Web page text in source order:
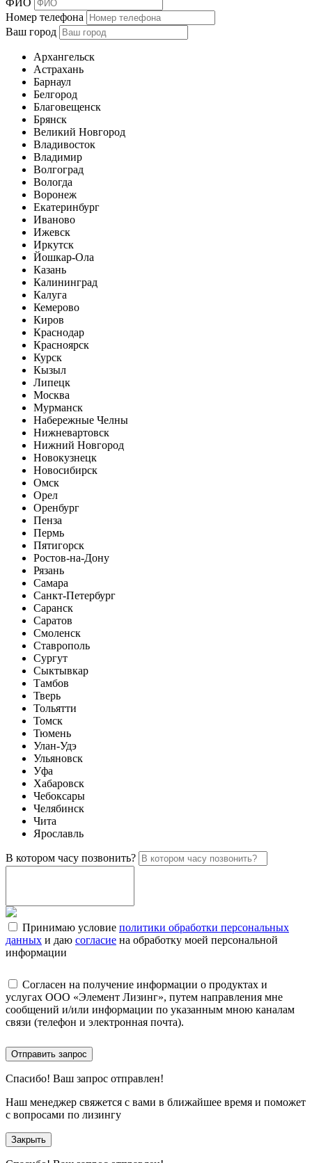
Номер телефона
Ваш город
Архангельск
Астрахань
Барнаул
Белгород
Благовещенск
Брянск
Великий Новгород
Владивосток
Владимир
Волгоград
Вологда
Воронеж
Екатеринбург
Иваново
Ижевск
Иркутск
Йошкар-Ола
Казань
Калининград
Калуга
Кемерово
Киров
Краснодар
Красноярск
Курск
Кызыл
Липецк
Москва
Мурманск
Набережные Челны
Нижневартовск
Нижний Новгород
Новокузнецк
Новосибирск
Омск
Орел
Оренбург
Пенза
Пермь
Пятигорск
Ростов-на-Дону
Рязань
Самара
Санкт-Петербург
Саранск
Саратов
Смоленск
Ставрополь
Сургут
Сыктывкар
Тамбов
Тверь
Тольятти
Томск
Тюмень
Улан-Удэ
Ульяновск
Уфа
Хабаровск
Чебоксары
Челябинск
Чита
Ярославль
В котором часу позвонить?
Принимаю условие политики обработки персональных
данных и даю согласие на обработку моей персональной
информации
Согласен на получение информации о продуктах и
услугах ООО «Элемент Лизинг», путем направления мне
сообщений и/или информации по указанным мною каналам
связи (телефон и электронная почта).
Отправить запрос
Спасибо! Ваш запрос отправлен!
Наш менеджер свяжется с вами в ближайшее время и поможет
с вопросами по лизингу
Закрыть